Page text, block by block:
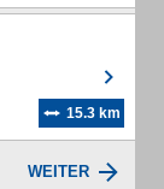
15.3 km
WEITER